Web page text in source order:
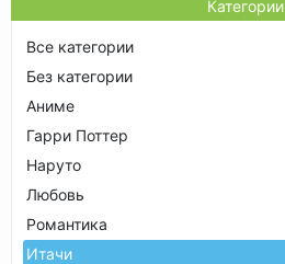
Категории
Все категории
Без категории
Аниме
Гарри Поттер
Наруто
Любовь
Романтика
Итачи